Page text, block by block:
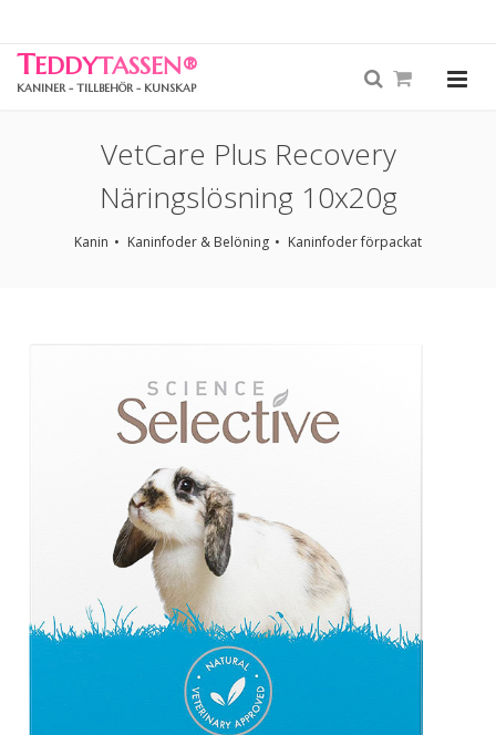
TEDDYTASSEN®
KANINER - TILLBEHÖR - KUNSKAP
VetCare Plus Recovery
Näringslösning 10x20g
Kanin Kaninfoder & Belöning Kaninfoder förpackat